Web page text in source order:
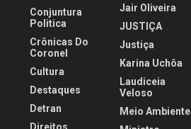
Conjuntura
Politica
Crônicas Do
Coronel
Cultura
Destaques
Detran
Direitos
Jair Oliveira
JUSTIÇA
Justiça
Karina Uchôa
Laudiceia
Veloso
Meio Ambiente